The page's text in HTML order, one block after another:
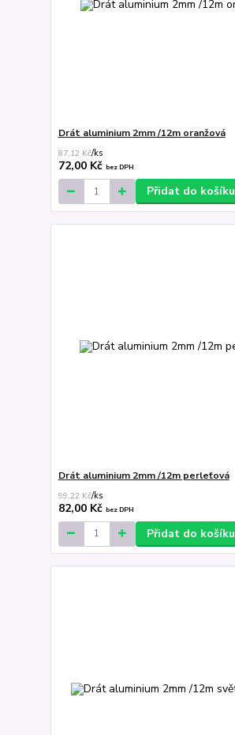
Drát aluminium 2mm /12m oranžová
87,12 Kč/ks
72,00 Kč bez DPH
Přidat do košíku
Drát aluminium 2mm /12m perleťová
99,22 Kč/ks
82,00 Kč bez DPH
Přidat do košíku